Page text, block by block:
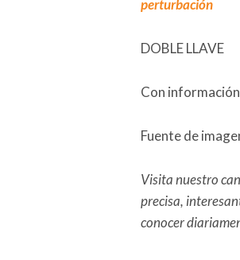
perturbación
DOBLE LLAVE
Con información
Fuente de
Visita nuestro
precisa,
conocer